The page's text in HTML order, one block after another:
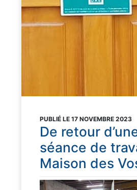
PUBLIÉ LE 17 NOVEMBRE 2023
De retour
séance de
Maison des